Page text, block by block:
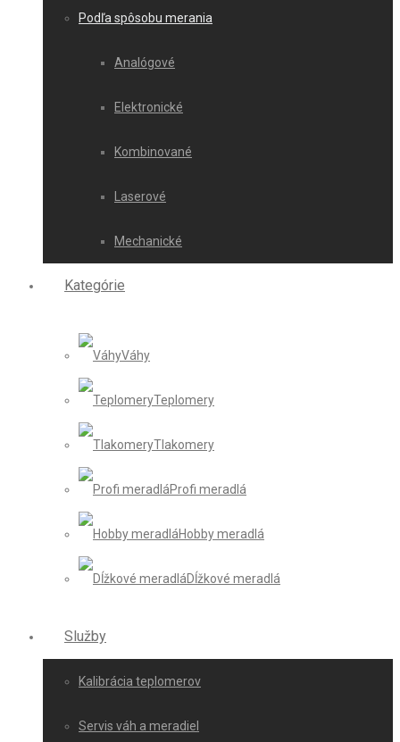
Podľa spôsobu merania
Analógové
Elektronické
Kombinované
Laserové
Mechanické
Kategórie
Váhy
Teplomery
Tlakomery
Profi meradlá
Hobby meradlá
Dĺžkové meradlá
Služby
Kalibrácia teplomerov
Servis váh a meradiel